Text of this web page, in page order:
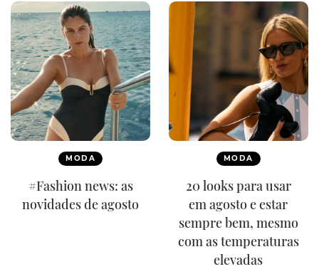
MODA
#Fashion news: as
novidades de agosto
MODA
20 looks para usar
em agosto e estar
sempre bem, mesmo
com as temperaturas
elevadas